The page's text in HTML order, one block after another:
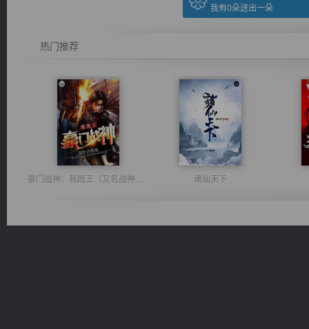
我有0朵送出一朵
热门推荐
豪门战神：我既王（又名战神归来不败神婿修罗战神） 诸仙天下